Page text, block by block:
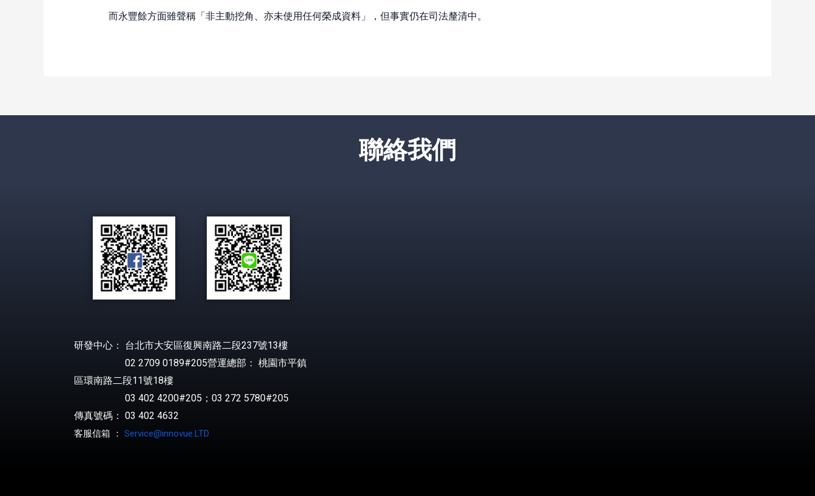
而永豐餘方面雖聲稱「非主動挖角、亦未使用任何榮成資料」，但事實仍在司法釐清中。
聯絡我們
研發中心： 台北市大安區復興南路二段237號13樓
02 2709 0189#205營運總部： 桃園市平鎮
區環南路二段11號18樓
03 402 4200#205；03 272 5780#205
傳真號碼： 03 402 4632
客服信箱 ： Service@innovue.LTD